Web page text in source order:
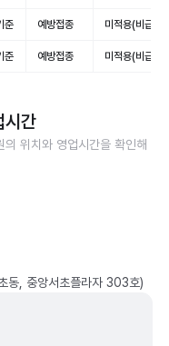
준 예방접종 미적용(비급여)
준 예방접종 미적용(비급여)
시간
의 위치와 영업시간을 확인해
동, 중앙서초플라자 303호)